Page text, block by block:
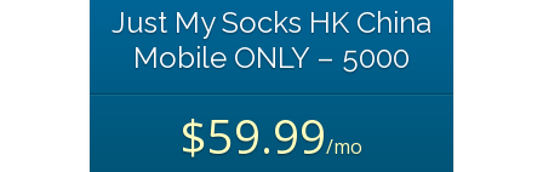
Just My Socks HK China
Mobile ONLY – 5000
$59.99/mo